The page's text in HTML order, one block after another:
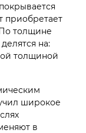
приобретает
толщине
на:
толщиной
широкое
в